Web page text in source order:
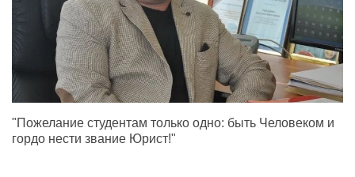
"Пожелание студентам только одно: быть Человеком и
гордо нести звание Юрист!"